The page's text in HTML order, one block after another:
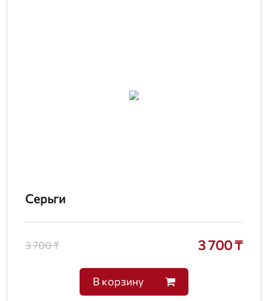
Серьги
3 700 ₸ 3 700 ₸
В корзину